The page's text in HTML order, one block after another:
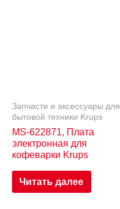
Запчасти и аксессуары для
бытовой техники Krups
MS-622871, Плата
электронная для
кофеварки Krups
Читать далее